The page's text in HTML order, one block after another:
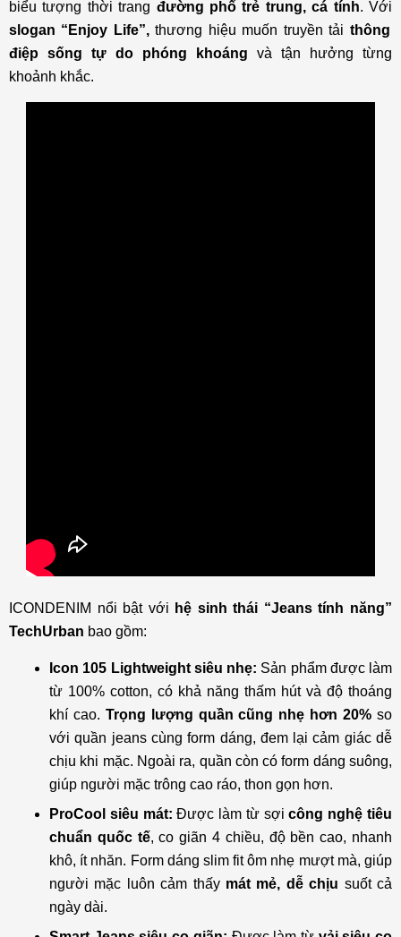
biểu tượng thời trang đường phố trẻ trung, cá tính. Với
slogan “Enjoy Life”,thương hiệu muốn truyền tải thông
điệp sống tự do phóng khoáng và tận hưởng từng
khoảnh khắc.
ICONDENIM nổi bật với hệ sinh thái “Jeans tính năng”
TechUrban bao gồm:
Icon 105 Lightweight siêu nhẹ: Sản phẩm được làm
từ 100% cotton, có khả năng thấm hút và độ thoáng
khí cao. Trọng lượng quần cũng nhẹ hơn 20% so
với quần jeans cùng form dáng, đem lại cảm giác dễ
chịu khi mặc. Ngoài ra, quần còn có form dáng suông,
giúp người mặc trông cao ráo, thon gọn hơn.
ProCool siêu mát:Được làm từ sợicông nghệ tiêu
chuẩn quốc tế, co giãn 4 chiều, độ bền cao, nhanh
khô, ít nhăn. Form dáng slim fit ôm nhẹ mượt mà, giúp
người mặc luôn cảm thấy mát mẻ, dễ chịu suốt cả
ngày dài.